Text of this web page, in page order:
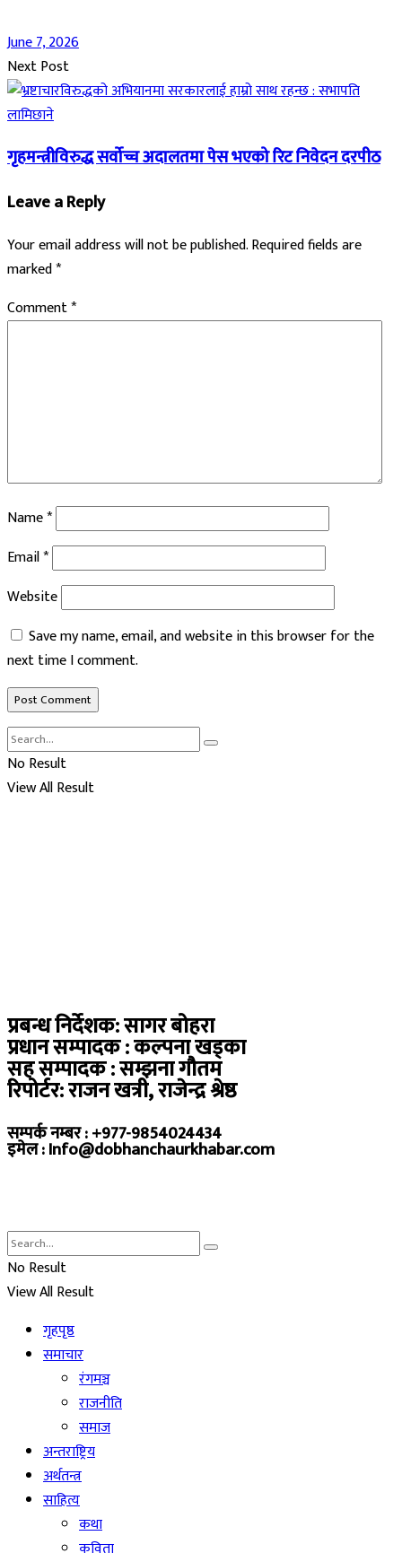
June 7, 2026
Next Post
गृहमन्त्रीविरुद्ध सर्वोच्च अदालतमा पेस भएको रिट निवेदन दरपीठ
Leave a Reply
Your email address will not be published.Required fields are
marked*
Comment*
Name*
Email*
Website
Save my name, email, and website in this browser for the
next time I comment.
No Result
View All Result
प्रबन्ध निर्देशक: सागर बोहरा
प्रधान सम्पादक : कल्पना खड्का
सह सम्पादक : सम्झना गौतम
रिपोर्टर: राजन खत्री, राजेन्द्र श्रेष्ठ
सम्पर्क नम्बर : +977-9854024434
इमेल : Info@dobhanchaurkhabar.com
No Result
View All Result
गृहपृष्ठ
समाचार
रंगमञ्च
राजनीति
समाज
अन्तराष्ट्रिय
अर्थतन्त्र
साहित्य
कथा